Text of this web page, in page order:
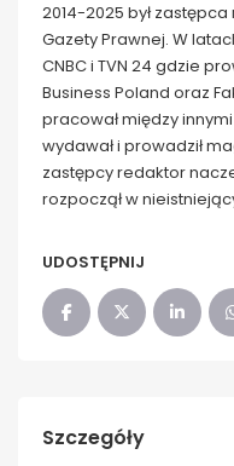
2014-2025 był
Gazety Prawnej. W
CNBC i TVN 24 gdzie
Business Poland oraz
pracował między
wydawał i prowadził
zastępcy redaktor
rozpoczął w
UDOSTĘPNIJ
Szczegóły